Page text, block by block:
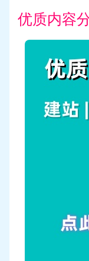
优质内容